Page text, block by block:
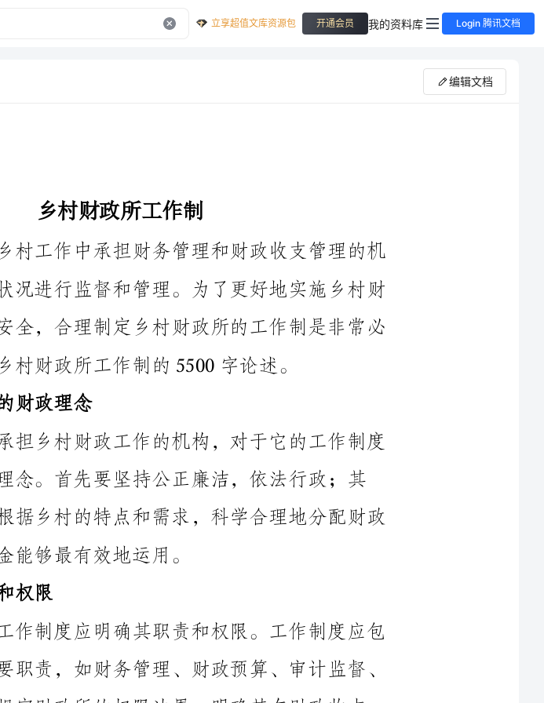
立享超值文库资源包 开通会员 我的资料库 Login 腾讯文档
编辑文档
为了规范乡村财政的财务管理，需要完善财务管理制度。财
乡村财政所是乡村工作中承担财务管理和财政收支管理的机
政管理，确保财务安全，合理制定乡村财政所的工作制是非常必
要的。下面是关于乡村财政所工作制的5500字论述。
乡村财政所是承担乡村财政工作的机构，对于它的工作制度
资源，确保财政资金能够最有效地运用。